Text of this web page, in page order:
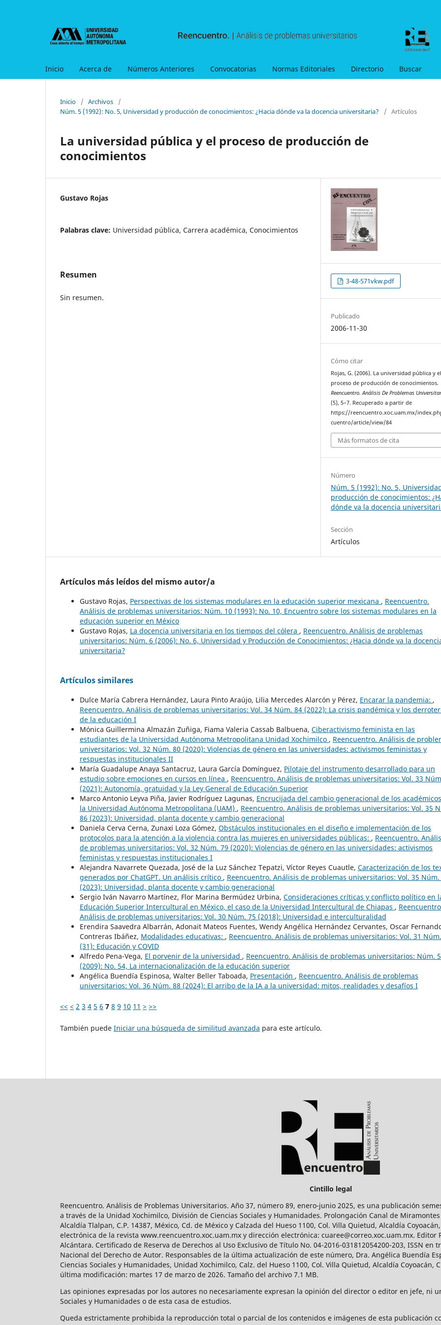
Inicio Acerca de Números Anteriores Convocatorias Normas Editoriales Directorio Buscar
Inicio / Archivos
/
Núm. 5 (1992): No. 5, Universidad y producción de conocimientos: ¿Hacia dónde va la docencia universitaria?
/ Artículos
La universidad pública y el proceso de producción de
conocimientos
Gustavo Rojas
Palabras clave: Universidad pública, Carrera académica, Conocimientos
Resumen
Sin resumen.
3-48-571vkw.pdf
Publicado
2006-11-30
Cómo citar
Rojas, G. (2006). La universidad pública y el
proceso de producción de conocimientos.
Reencuentro. Análisis De Problemas
(5), 5–7. Recuperado a partir de
https://reencuentro.xoc.uam.mx/
cuentro/article/view/84
Más formatos de cita
Número
Núm. 5 (1992): No. 5,
producción de conocimientos:
dónde va la docencia
Sección
Artículos
Artículos más leídos del mismo autor/a
Gustavo Rojas, Perspectivas de los sistemas modulares en la educación superior mexicana , Reencuentro.
Análisis de problemas universitarios: Núm. 10 (1993): No. 10, Encuentro sobre los sistemas modulares en la
educación superior en México
Gustavo Rojas, La docencia universitaria en los tiempos del cólera , Reencuentro. Análisis de problemas
universitarios: Núm. 6 (2006): No. 6, Universidad y Producción de Conocimientos: ¿Hacia dónde va la
universitaria?
Artículos similares
Dulce María Cabrera Hernández, Laura Pinto Araújo, Lilia Mercedes Alarcón y Pérez, Encarar la pandemia: ,
Reencuentro. Análisis de problemas universitarios: Vol. 34 Núm. 84 (2022): La crisis pandémica y los
de la educación I
Mónica Guillermina Almazán Zuñiga, Fiama Valeria Cassab Balbuena, Ciberactivismo feminista en las
estudiantes de la Universidad Autónoma Metropolitana Unidad Xochimilco , Reencuentro. Análisis de
universitarios: Vol. 32 Núm. 80 (2020): Violencias de género en las universidades: activismos feministas y
respuestas institucionales II
María Guadalupe Anaya Santacruz, Laura García Domínguez, Pilotaje del instrumento desarrollado para un
estudio sobre emociones en cursos en línea , Reencuentro. Análisis de problemas universitarios: Vol. 33
(2021): Autonomía, gratuidad y la Ley General de Educación Superior
Marco Antonio Leyva Piña, Javier Rodríguez Lagunas, Encrucijada del cambio generacional de los
la Universidad Autónoma Metropolitana (UAM) , Reencuentro. Análisis de problemas universitarios: Vol. 35
86 (2023): Universidad, planta docente y cambio generacional
Daniela Cerva Cerna, Zunaxi Loza Gómez, Obstáculos institucionales en el diseño e implementación de los
protocolos para la atención a la violencia contra las mujeres en universidades públicas: , Reencuentro.
de problemas universitarios: Vol. 32 Núm. 79 (2020): Violencias de género en las universidades: activismos
feministas y respuestas institucionales I
Alejandra Navarrete Quezada, José de la Luz Sánchez Tepatzi, Víctor Reyes Cuautle, Caracterización de los
generados por ChatGPT. Un análisis crítico , Reencuentro. Análisis de problemas universitarios: Vol. 35 Núm.
(2023): Universidad, planta docente y cambio generacional
Sergio Iván Navarro Martínez, Flor Marina Bermúdez Urbina, Consideraciones críticas y conflicto político en
Educación Superior Intercultural en México, el caso de la Universidad Intercultural de Chiapas ,
Análisis de problemas universitarios: Vol. 30 Núm. 75 (2018): Universidad e interculturalidad
Erendira Saavedra Albarrán, Adonait Mateos Fuentes, Wendy Angélica Hernández Cervantes, Oscar
Contreras Ibáñez, Modalidades educativas: , Reencuentro. Análisis de problemas universitarios: Vol. 31
(31): Educación y COVID
Alfredo Pena-Vega, El porvenir de la universidad , Reencuentro. Análisis de problemas universitarios: Núm.
(2009): No. 54, La internacionalización de la educación superior
Angélica Buendía Espinosa, Walter Beller Taboada, Presentación , Reencuentro. Análisis de problemas
universitarios: Vol. 36 Núm. 88 (2024): El arribo de la IA a la universidad: mitos, realidades y desafíos I
<< < 2 3 4 5 6 7 8 9 10 11 > >>
También puede Iniciar una búsqueda de similitud avanzada para este artículo.
Cintillo legal
Reencuentro. Análisis de Problemas Universitarios. Año 37, número 89, enero-junio 2025, es una publicación
a través de la Unidad Xochimilco, División de Ciencias Sociales y Humanidades. Prolongación Canal de Miramontes
Alcaldía Tlalpan, C.P. 14387, México, Cd. de México y Calzada del Hueso 1100, Col. Villa Quietud, Alcaldía
electrónica de la revista www.reencuentro.xoc.uam.mx y dirección electrónica: cuaree@correo.xoc.uam.mx. Editor
Alcántara. Certificado de Reserva de Derechos al Uso Exclusivo de Título No. 04-2016-031812054200-203, ISSN
Nacional del Derecho de Autor. Responsables de la última actualización de este número, Dra. Angélica Buendía
Ciencias Sociales y Humanidades, Unidad Xochimilco, Calz. del Hueso 1100, Col. Villa Quietud, Alcaldía Coyoacán,
última modificación: martes 17 de marzo de 2026. Tamaño del archivo 7.1 MB.
Las opiniones expresadas por los autores no necesariamente expresan la opinión del director o editor en jefe, ni
Sociales y Humanidades o de esta casa de estudios.
Queda estrictamente prohibida la reproducción total o parcial de los contenidos e imágenes de esta publicación